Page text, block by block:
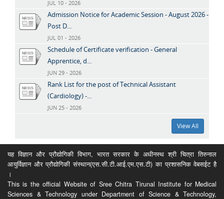
JUL 10 - 2026
Admission Notice for Academic Session - August 2026 -
Post D...
JUL 01 - 2026
Schedule of Certificate verification - General
Apprentice, d...
JUN 29 - 2026
Rank List for the post of Technical Assistant
(Cardiology) -...
JUN 25 - 2026
View All
यह विज्ञान और प्रौद्योगिकी विभाग, भारत सरकार के अधीनस्थ श्री चित्रा तिरुनाल
आयुर्विज्ञान और प्रौद्योगिकी संस्थान(एस.सी.टी.आई.एम.एस.टी) का प्रशासनिक वेबसईट है
।
This is the official Website of Sree Chitra Tirunal Institute for Medical
Sciences & Technology under Department of Science & Technology,